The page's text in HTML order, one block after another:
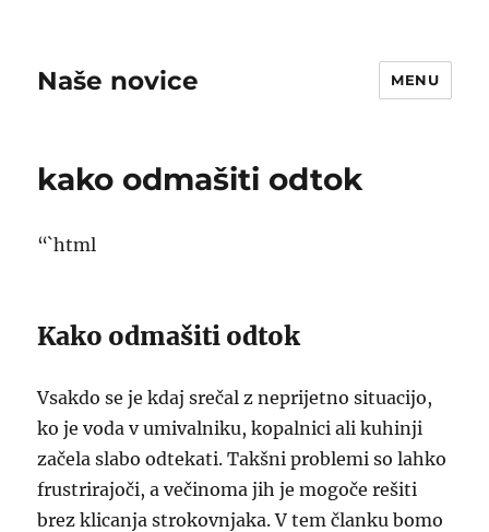
Naše novice MENU
kako odmašiti odtok
“`html
Kako odmašiti odtok
Vsakdo se je kdaj srečal z neprijetno situacijo,
ko je voda v umivalniku, kopalnici ali kuhinji
začela slabo odtekati. Takšni problemi so lahko
frustrirajoči, a večinoma jih je mogoče rešiti
brez klicanja strokovnjaka. V tem članku bomo